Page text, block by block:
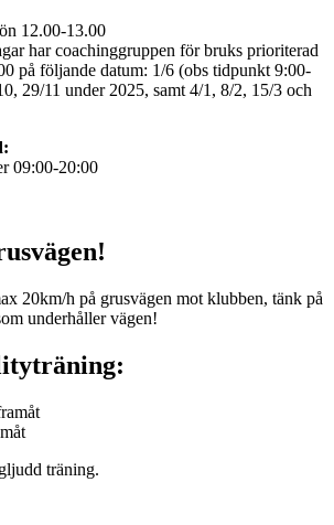
12.00-13.00
har coachinggruppen för bruks prioriterad
på följande datum: 1/6 (obs tidpunkt 9:00-
29/11 under 2025, samt 4/1, 8/2, 15/3 och
09:00-20:00
20km/h på grusvägen mot klubben, tänk på
underhåller vägen!
träning.